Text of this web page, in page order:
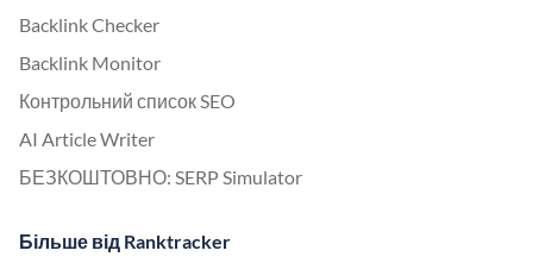
Backlink Checker
Backlink Monitor
Контрольний список SEO
AI Article Writer
БЕЗКОШТОВНО: SERP Simulator
Більше від Ranktracker